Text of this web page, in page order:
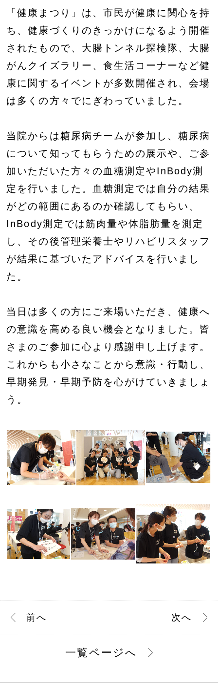
「健康まつり」は、市民が健康に関心を持
ち、健康づくりのきっかけになるよう開催
されたもので、大腸トンネル探検隊、大腸
がんクイズラリー、食生活コーナーなど健
康に関するイベントが多数開催され、会場
は多くの方々でにぎわっていました。
当院からは糖尿病チームが参加し、糖尿病
について知ってもらうための展示や、ご参
加いただいた方々の血糖測定やInBody測
定を行いました。血糖測定では自分の結果
がどの範囲にあるのか確認してもらい、
InBody測定では筋肉量や体脂肪量を測定
し、その後管理栄養士やリハビリスタッフ
が結果に基づいたアドバイスを行いまし
た。
当日は多くの方にご来場いただき、健康へ
の意識を高める良い機会となりました。皆
さまのご参加に心より感謝申し上げます。
これからも小さなことから意識・行動し、
早期発見・早期予防を心がけていきましょ
う。
前へ 次へ
一覧ページへ